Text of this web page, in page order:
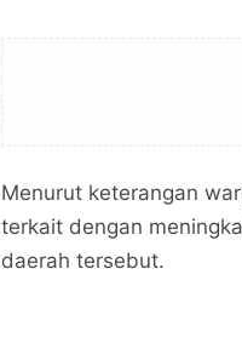
Menurut keterangan
terkait dengan
daerah tersebut.